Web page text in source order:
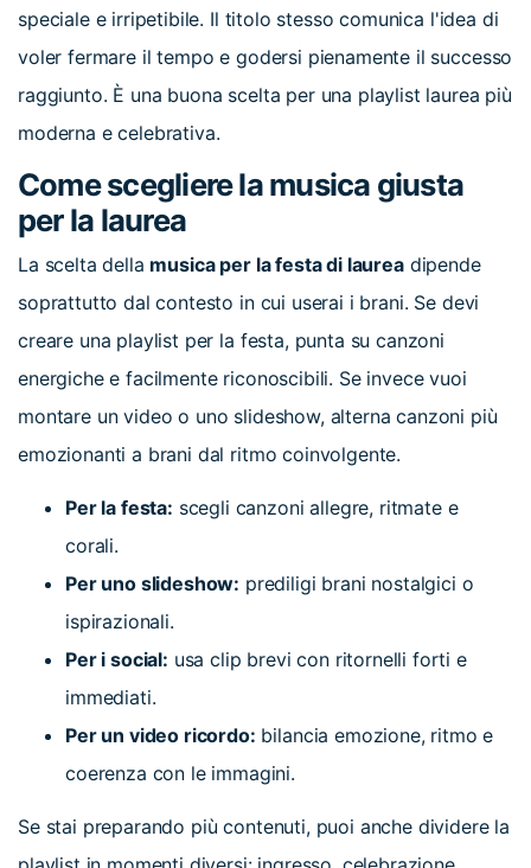
speciale e irripetibile. Il titolo stesso comunica l'idea di
voler fermare il tempo e godersi pienamente il successo
raggiunto. È una buona scelta per una playlist laurea più
moderna e celebrativa.
Come scegliere la musica giusta
per la laurea
La scelta della musica per la festa di laureadipende
soprattutto dal contesto in cui userai i brani. Se devi
creare una playlist per la festa, punta su canzoni
energiche e facilmente riconoscibili. Se invece vuoi
montare un video o uno slideshow, alterna canzoni più
emozionanti a brani dal ritmo coinvolgente.
Per la festa: scegli canzoni allegre, ritmate e
corali.
Per uno slideshow: prediligi brani nostalgici o
ispirazionali.
Per i social: usa clip brevi con ritornelli forti e
immediati.
Per un video ricordo: bilancia emozione, ritmo e
coerenza con le immagini.
Se stai preparando più contenuti, puoi anche dividere la